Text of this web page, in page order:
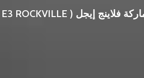
حذاء تزلج بعجلات ماركة فلاينج إيجل ( E3 ROCKVILLE